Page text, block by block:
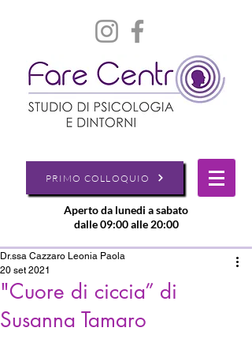
PRIMO COLLOQUIO
Aperto da lunedi a sabato
dalle 09:00 alle 20:00
"Cuore di ciccia” di
Susanna Tamaro
Dr.ssa Cazzaro Leonia Paola
20 set 2021